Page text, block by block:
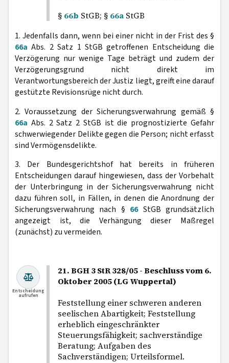
§ 66b StGB; § 66a StGB
1. Jedenfalls dann, wenn bei einer nicht in der Frist des §
66a Abs. 2 Satz 1 StGB getroffenen Entscheidung die
Verzögerung nur wenige Tage beträgt und zudem der
Verzögerungsgrund nicht direkt im
Verantwortungsbereich der Justiz liegt, greift eine darauf
gestützte Revisionsrüge nicht durch.
2. Voraussetzung der Sicherungsverwahrung gemäß §
66a Abs. 2 Satz 2 StGB ist die prognostizierte Gefahr
schwerwiegender Delikte gegen die Person; nicht erfasst
sind Vermögensdelikte.
3. Der Bundesgerichtshof hat bereits in früheren
Entscheidungen darauf hingewiesen, dass der Vorbehalt
der Unterbringung in der Sicherungsverwahrung nicht
dazu führen soll, in Fällen, in denen die Anordnung der
Sicherungsverwahrung nach § 66StGB grundsätzlich
angezeigt ist, die Verhängung dieser Maßregel
(zunächst) zu vermeiden.
21. BGH 3 StR 328/05 - Beschluss vom 6.
Oktober 2005 (LG Wuppertal)
Feststellung einer schweren anderen
seelischen Abartigkeit; Feststellung
erheblich eingeschränkter
Steuerungsfähigkeit; sachverständige
Beratung; Aufgaben des
Sachverständigen; Urteilsformel.
Entscheidung
aufrufen